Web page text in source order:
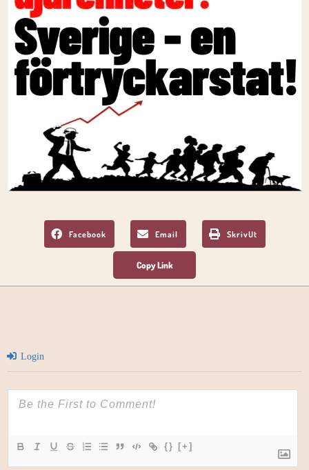
Facebook Email SkrivUt
Login
{} [+]